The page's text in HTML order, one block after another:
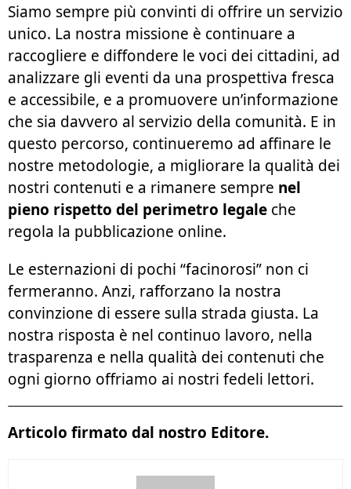
Siamo sempre più convinti di offrire un servizio
unico. La nostra missione è continuare a
raccogliere e diffondere le voci dei cittadini, ad
analizzare gli eventi da una prospettiva fresca
e accessibile, e a promuovere un’informazione
che sia davvero al servizio della comunità. E in
questo percorso, continueremo ad affinare le
nostre metodologie, a migliorare la qualità dei
nostri contenuti e a rimanere sempre nel
pieno rispetto del perimetro legale che
regola la pubblicazione online.
Le esternazioni di pochi “facinorosi” non ci
fermeranno. Anzi, rafforzano la nostra
convinzione di essere sulla strada giusta. La
nostra risposta è nel continuo lavoro, nella
trasparenza e nella qualità dei contenuti che
ogni giorno offriamo ai nostri fedeli lettori.
Articolo firmato dal nostro Editore.